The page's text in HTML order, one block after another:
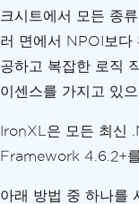
크시트에서 모든 종
러 면에서 NPOI보다
공하고 복잡한 로직
이센스를 가지고 있
IronXL은 모든 최신
Framework 4.6.2+
아래 방법 중 하나를